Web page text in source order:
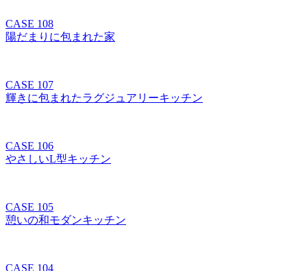
CASE 108
陽だまりに包まれた家
CASE 107
輝きに包まれたラグジュアリーキッチン
CASE 106
やさしいL型キッチン
CASE 105
憩いの和モダンキッチン
CASE 104